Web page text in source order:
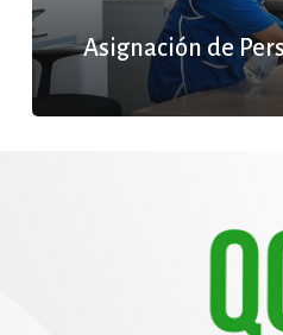
Asignación de